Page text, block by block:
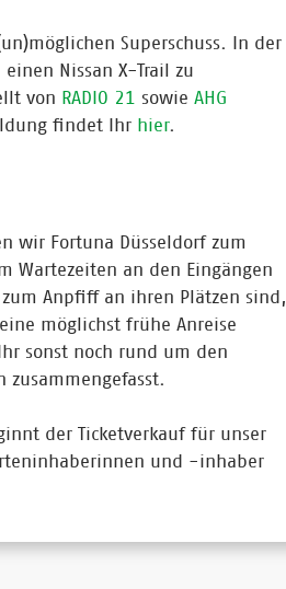
Superschuss. In der
Nissan X-Trail zu
von RADIO 21 sowie AHG
findet Ihr hier.
wir Fortuna Düsseldorf zum
Wartezeiten an den Eingängen
Anpfiff an ihren Plätzen sind,
möglichst frühe Anreise
sonst noch rund um den
zusammengefasst.
der Ticketverkauf für unser
und -inhaber